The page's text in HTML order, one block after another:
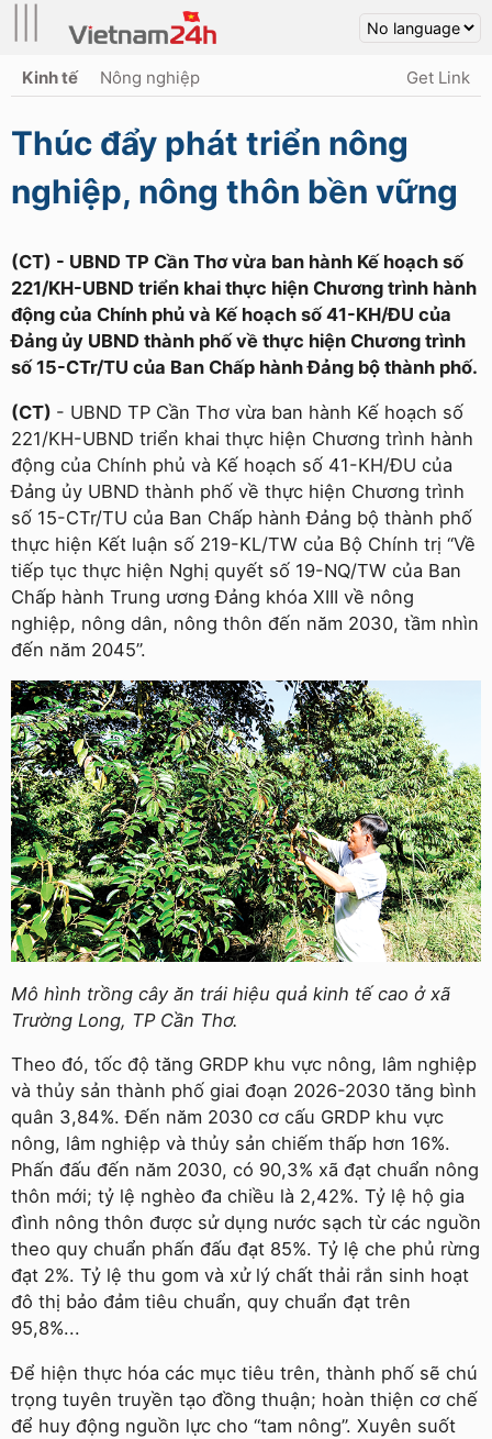
Kinh tế Nông nghiệp Get Link
Thúc đẩy phát triển nông
nghiệp, nông thôn bền vững
(CT) - UBND TP Cần Thơ vừa ban hành Kế hoạch số
221/KH-UBND triển khai thực hiện Chương trình hành
động của Chính phủ và Kế hoạch số 41-KH/ĐU của
Đảng ủy UBND thành phố về thực hiện Chương trình
số 15-CTr/TU của Ban Chấp hành Đảng bộ thành phố.
(CT) - UBND TP Cần Thơ vừa ban hành Kế hoạch số
221/KH-UBND triển khai thực hiện Chương trình hành
động của Chính phủ và Kế hoạch số 41-KH/ĐU của
Đảng ủy UBND thành phố về thực hiện Chương trình
số 15-CTr/TU của Ban Chấp hành Đảng bộ thành phố
thực hiện Kết luận số 219-KL/TW của Bộ Chính trị “Về
tiếp tục thực hiện Nghị quyết số 19-NQ/TW của Ban
Chấp hành Trung ương Đảng khóa XIII về nông
nghiệp, nông dân, nông thôn đến năm 2030, tầm nhìn
đến năm 2045”.
Mô hình trồng cây ăn trái hiệu quả kinh tế cao ở xã
Trường Long, TP Cần Thơ.
Theo đó, tốc độ tăng GRDP khu vực nông, lâm nghiệp
và thủy sản thành phố giai đoạn 2026-2030 tăng bình
quân 3,84%. Đến năm 2030 cơ cấu GRDP khu vực
nông, lâm nghiệp và thủy sản chiếm thấp hơn 16%.
Phấn đấu đến năm 2030, có 90,3% xã đạt chuẩn nông
thôn mới; tỷ lệ nghèo đa chiều là 2,42%. Tỷ lệ hộ gia
đình nông thôn được sử dụng nước sạch từ các nguồn
theo quy chuẩn phấn đấu đạt 85%. Tỷ lệ che phủ rừng
đạt 2%. Tỷ lệ thu gom và xử lý chất thải rắn sinh hoạt
đô thị bảo đảm tiêu chuẩn, quy chuẩn đạt trên
95,8%...
Để hiện thực hóa các mục tiêu trên, thành phố sẽ chú
trọng tuyên truyền tạo đồng thuận; hoàn thiện cơ chế
để huy động nguồn lực cho “tam nông”. Xuyên suốt